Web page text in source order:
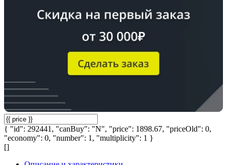
{ "id": 292441, "canBuy": "N", "price": 1898.67, "priceOld": 0,
"economy": 0, "number": 1, "multiplicity": 1 }
[]